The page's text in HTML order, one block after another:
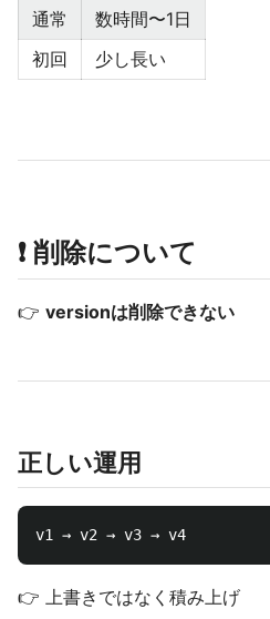
通常
数時間〜1日
初回
少し長い
❗ 削除について
👉 versionは削除できない
正しい運用
👉 上書きではなく積み上げ